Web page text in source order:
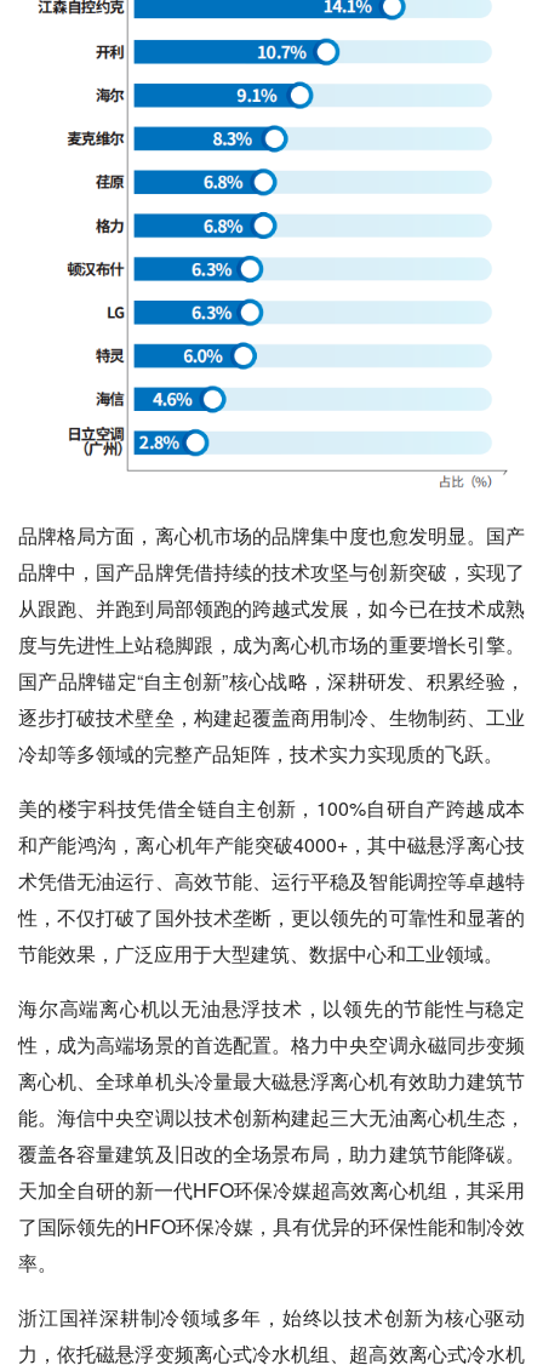
品牌格局方面，离心机市场的品牌集中度也愈发明显。 国产
品牌中，国产品牌凭借持续的技术攻坚与创新突破，实现了
从跟跑、并跑到局部领跑的跨越式发展，如今已在技术成熟
度与先进性上站稳脚跟，成为离心机市场的重要增长引擎。
国产品牌锚定“自主创新”核心战略，深耕研发、积累经验，
逐步打破技术壁垒，构建起覆盖商用制冷、生物制药、工业
冷却等多领域的完整产品矩阵，技术实力实现质的飞跃。
美的楼宇科技凭借全链自主创新，100%自研自产跨越成本
和产能鸿沟，离心机年产能突破4000+，其中磁悬浮离心技
术凭借无油运行、高效节能、运行平稳及智能调控等卓越特
性，不仅打破了国外技术垄断，更以领先的可靠性和显著的
节能效果，广泛应用于大型建筑、数据中心和工业领域。
海尔高端离心机以无油悬浮技术，以领先的节能性与稳定
性，成为高端场景的首选配置。格力中央空调永磁同步变频
离心机、全球单机头冷量最大磁悬浮离心机有效助力建筑节
能。海信中央空调以技术创新构建起三大无油离心机生态，
覆盖各容量建筑及旧改的全场景布局，助力建筑节能降碳。
天加全自研的新一代HFO环保冷媒超高效离心机组，其采用
了国际领先的HFO环保冷媒，具有优异的环保性能和制冷效
率。
浙江国祥深耕制冷领域多年，始终以技术创新为核心驱动
力，依托磁悬浮变频离心式冷水机组、超高效离心式冷水机